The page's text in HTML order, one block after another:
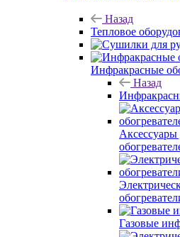
Назад
Тепловое
Инфракрасные
Назад
Газовые